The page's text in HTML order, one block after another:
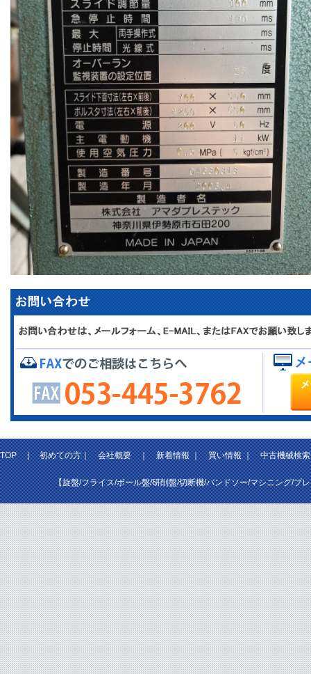
TOP|初めての方｜会社概要｜新着情報｜買い情報｜中古機械検索
【旋盤/フライス/ボール盤/研削盤/切断機/バンドソー/マシニング/プ